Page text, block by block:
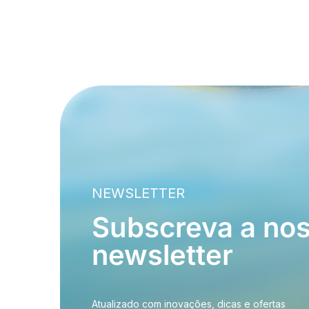
NEWSLETTER
Subscreva a
newsletter
Atualizado com inovações, dicas e ofertas